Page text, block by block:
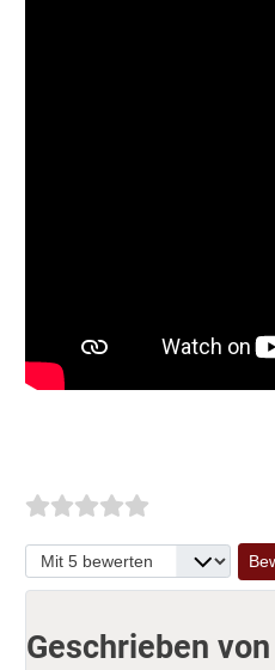
Bitte bewerten
Geschrieben von